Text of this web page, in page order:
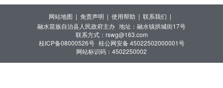
网站地图 | 免责声明 | 使用帮助 | 联系我们 |
融水苗族自治县人民政府主办 地址：融水镇拱城街17号
联系方式：rswg@163.com
桂ICP备08000526号 桂公网安备 45022502000001号
网站标识码：4502250002